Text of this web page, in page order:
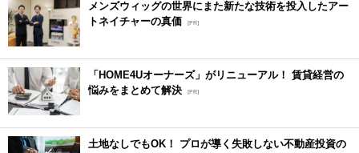
メンズウィッグの世界にまた新たな技術を投入したアー
トネイチャーの真価 [PR]
「HOME4Uオーナーズ」がリニューアル！ 賃貸経営の
悩みをまとめて解決 [PR]
土地なしでもOK！ プロが導く失敗しない不動産投資の